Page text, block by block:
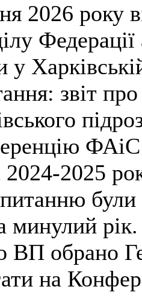
2026 року
у
звіт
2024-2025
були
минулий
ВП обрано
на